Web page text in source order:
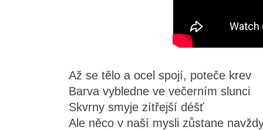
Až se tělo a ocel spojí, poteče krev
Barva vybledne ve večerním slunci
Skvrny smyje zítřejší déšť
Ale něco v naší mysli zůstane